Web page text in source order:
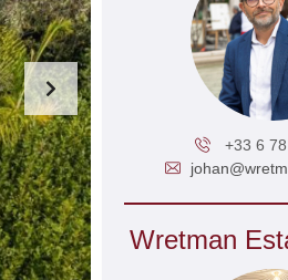
+33 6
Wretman